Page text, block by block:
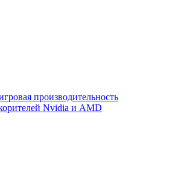
производительность
Nvidia и AMD